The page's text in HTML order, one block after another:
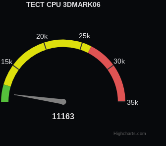
11163
11163
ТЕСТ CPU 3DMARK06
15k
20k 25k
30k
35k
Highcharts.com